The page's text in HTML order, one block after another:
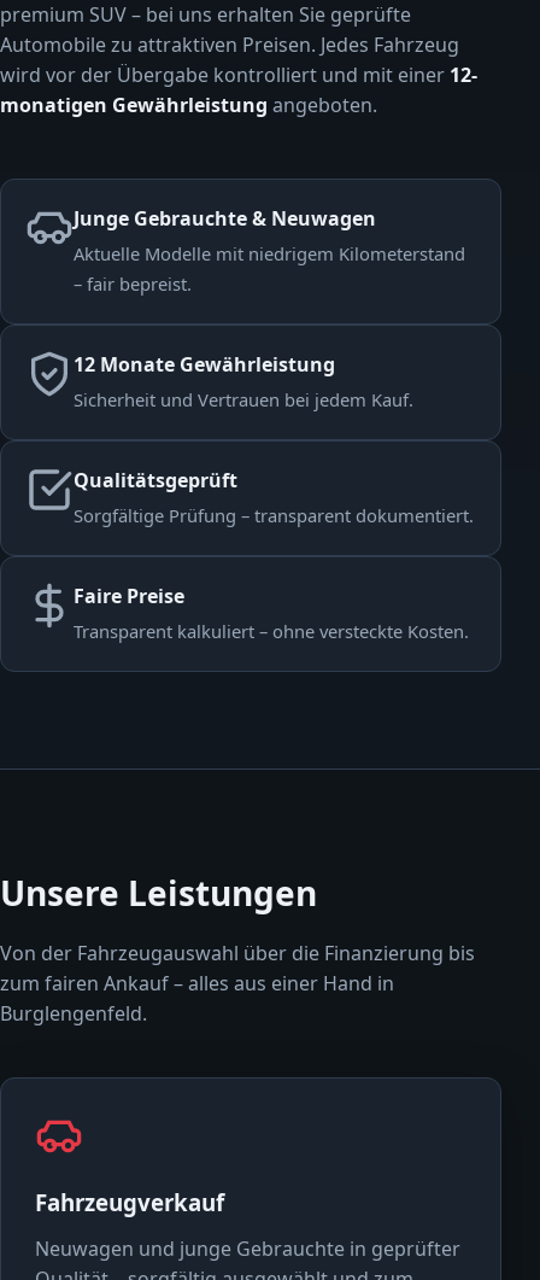
premium SUV – bei uns erhalten Sie geprüfte
Automobile zu attraktiven Preisen. Jedes Fahrzeug
wird vor der Übergabe kontrolliert und mit einer 12-
monatigen Gewährleistung angeboten.
Junge Gebrauchte & Neuwagen
Aktuelle Modelle mit niedrigem Kilometerstand
– fair bepreist.
12 Monate Gewährleistung
Sicherheit und Vertrauen bei jedem Kauf.
Qualitätsgeprüft
Sorgfältige Prüfung – transparent dokumentiert.
Faire Preise
Transparent kalkuliert – ohne versteckte Kosten.
Unsere Leistungen
Von der Fahrzeugauswahl über die Finanzierung bis
zum fairen Ankauf – alles aus einer Hand in
Burglengenfeld.
Fahrzeugverkauf
Neuwagen und junge Gebrauchte in geprüfter